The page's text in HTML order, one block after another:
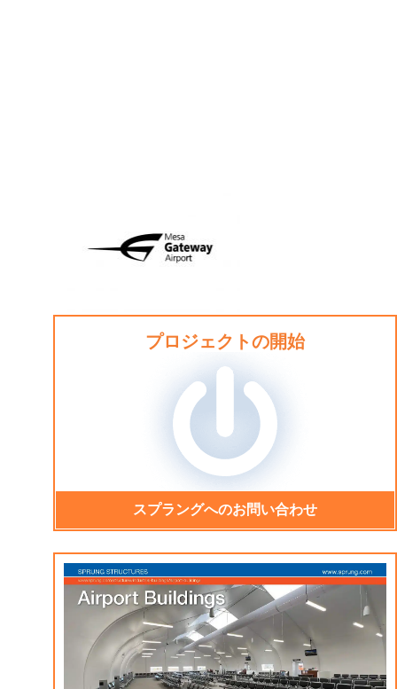
プロジェクトの開始
スプラングへのお問い合わせ